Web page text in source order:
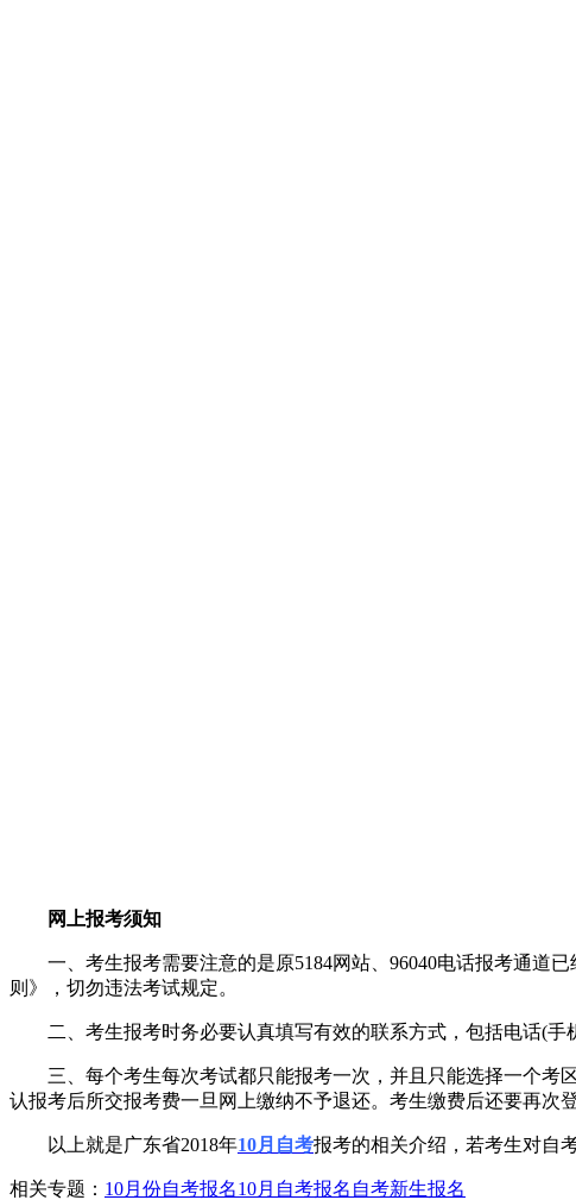
网上报考须知
一、考生报考需要注意的是原5184网站、96040电话报考通道已
则》，切勿违法考试规定。
二、考生报考时务必要认真填写有效的联系方式，包括电话(手
三、每个考生每次考试都只能报考一次，并且只能选择一个考
认报考后所交报考费一旦网上缴纳不予退还。考生缴费后还要再次
以上就是广东省2018年10月自考报考的相关介绍，若考生对自
相关专题： 10月份自考报名10月自考报名 自考新生报名